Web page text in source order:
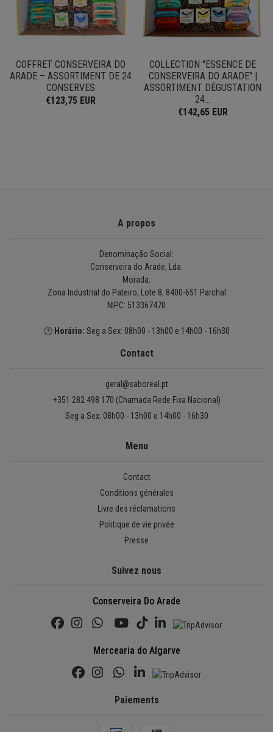
COFFRET CONSERVEIRA DO
ARADE – ASSORTIMENT DE 24
CONSERVES
€123,75 EUR
COLLECTION "ESSENCE DE
CONSERVEIRA DO ARADE" |
ASSORTIMENT DÉGUSTATION
24...
€142,65 EUR
A propos
Denominação Social:
Conserveira do Arade, Lda.
Morada:
Zona Industrial do Pateiro, Lote 8, 8400-651 Parchal
NIPC: 513367470
🕒 Horário: Seg a Sex: 08h00 - 13h00 e 14h00 - 16h30
Contact
geral@saboreal.pt
+351 282 498 170 (Chamada Rede Fixa Nacional)
Seg a Sex: 08h00 - 13h00 e 14h00 - 16h30
Menu
Contact
Conditions générales
Livre des réclamations
Politique de vie privée
Presse
Suivez nous
Conserveira Do Arade
Mercearia do Algarve
Paiements